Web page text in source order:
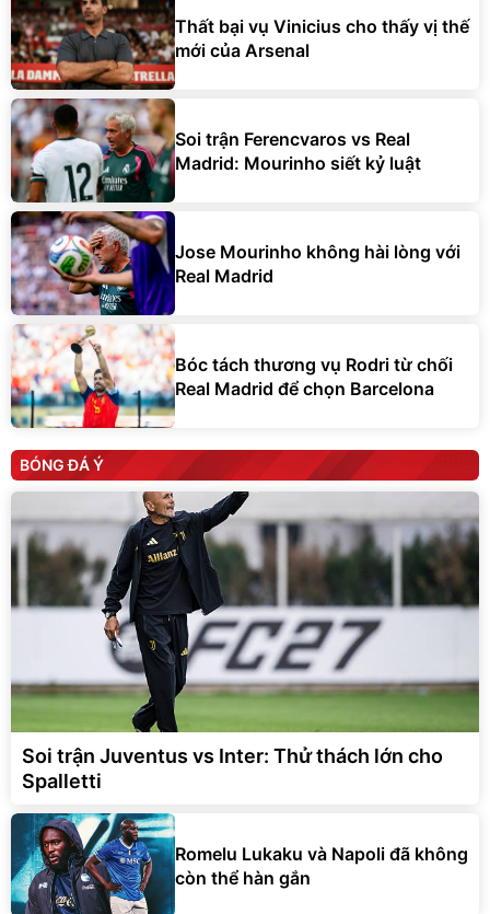
Thất bại vụ Vinicius cho thấy vị thế
mới của Arsenal
Soi trận Ferencvaros vs Real
Madrid: Mourinho siết kỷ luật
Jose Mourinho không hài lòng với
Real Madrid
Bóc tách thương vụ Rodri từ chối
Real Madrid để chọn Barcelona
BÓNG ĐÁ Ý
Soi trận Juventus vs Inter: Thử thách lớn cho
Spalletti
Romelu Lukaku và Napoli đã không
còn thể hàn gắn